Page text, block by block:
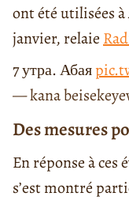
ont été utilisées
janvier, relaie
7 утра. Абая
— kana
Des mesures
En réponse à ces
s’est montré